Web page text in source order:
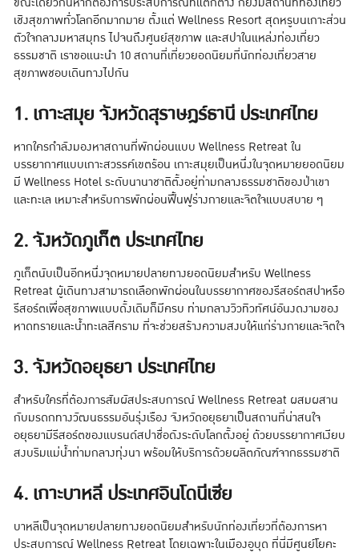
เชิงสุขภาพทั่วโลกอีกมากมาย ตั้งแต่ Wellness Resort สุดหรูบนเกาะส่วน
ตัวใจกลางมหาสมุทร ไปจนถึงศูนย์สุขภาพ และสปาในแหล่งท่องเที่ยว
ธรรมชาติ เราขอแนะนำ 10 สถานที่เที่ยวยอดนิยมที่นักท่องเที่ยวสาย
สุขภาพชอบเดินทางไปกัน
1. เกาะสมุย จังหวัดสุราษฎร์ธานี ประเทศไทย
หากใครกำลังมองหาสถานที่พักผ่อนแบบ Wellness Retreat ใน
บรรยากาศแบบเกาะสวรรค์เขตร้อน เกาะสมุยเป็นหนึ่งในจุดหมายยอดนิยม
มี Wellness Hotel ระดับนานาชาติตั้งอยู่ท่ามกลางธรรมชาติของป่าเขา
และทะเล เหมาะสำหรับการพักผ่อนฟื้นฟูร่างกายและจิตใจแบบสบาย ๆ
2. จังหวัดภูเก็ต ประเทศไทย
ภูเก็ตนับเป็นอีกหนึ่งจุดหมายปลายทางยอดนิยมสำหรับ Wellness
Retreat ผู้เดินทางสามารถเลือกพักผ่อนในบรรยากาศของรีสอร์ตสปาหรือ
รีสอร์ตเพื่อสุขภาพแบบดั้งเดิมก็มีครบ ท่ามกลางวิวทิวทัศน์อันงดงามของ
หาดทรายและน้ำทะเลสีคราม ที่จะช่วยสร้างความสงบให้แก่ร่างกายและจิตใจ
3. จังหวัดอยุธยา ประเทศไทย
สำหรับใครที่ต้องการสัมผัสประสบการณ์ Wellness Retreat ผสมผสาน
กับมรดกทางวัฒนธรรมอันรุ่งเรือง จังหวัดอยุธยาเป็นสถานที่น่าสนใจ
อยุธยามีรีสอร์ตของแบรนด์สปาชื่อดังระดับโลกตั้งอยู่ ด้วยบรรยากาศเงียบ
สงบริมแม่น้ำท่ามกลางทุ่งนา พร้อมให้บริการด้วยผลิตภัณฑ์จากธรรมชาติ
4. เกาะบาหลี ประเทศอินโดนีเซีย
บาหลีเป็นจุดหมายปลายทางยอดนิยมสำหรับนักท่องเที่ยวที่ต้องการหา
ประสบการณ์ Wellness Retreat โดยเฉพาะในเมืองอูบุด ที่นี่มีศูนย์โยคะ